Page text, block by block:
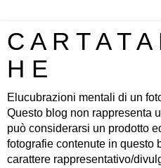
C A R T A T
H E
Elucubrazioni mentali di un
Questo blog non rappresenta
può considerarsi un prodotto
fotografie contenute in questo
carattere rappresentativo/